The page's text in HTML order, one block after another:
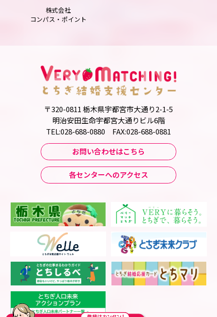
株式会社
コンパス・ポイント
〒320-0811 栃木県宇都宮市大通り2-1-5
明治安田生命宇都宮大通りビル6階
TEL:028-688-0880 FAX:028-688-0881
お問い合わせはこちら
各センターへのアクセス